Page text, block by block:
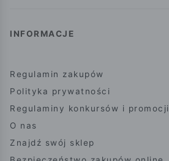
INFORMACJE
Regulamin zakupów
Polityka prywatności
Regulaminy konkursów i promocji
O nas
Znajdź swój sklep